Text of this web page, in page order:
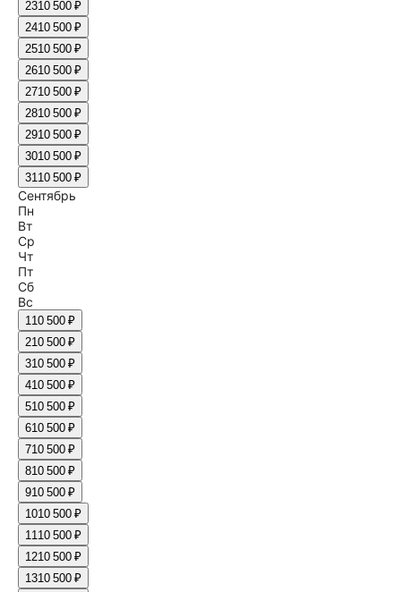
2310 500 ₽
2410 500 ₽
2510 500 ₽
2610 500 ₽
2710 500 ₽
2810 500 ₽
2910 500 ₽
3010 500 ₽
3110 500 ₽
Сентябрь
Пн
Вт
Ср
Чт
Пт
Сб
Вс
110 500 ₽
210 500 ₽
310 500 ₽
410 500 ₽
510 500 ₽
610 500 ₽
710 500 ₽
810 500 ₽
910 500 ₽
1010 500 ₽
1110 500 ₽
1210 500 ₽
1310 500 ₽